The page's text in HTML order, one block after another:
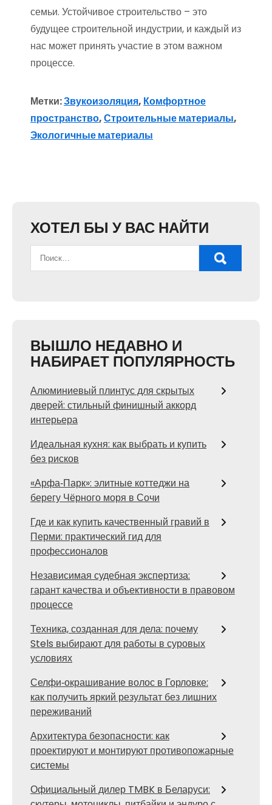
семьи. Устойчивое строительство – это
будущее строительной индустрии, и каждый из
нас может принять участие в этом важном
процессе.
Метки:Звукоизоляция, Комфортное
пространство,Строительные материалы,
Экологичные материалы
ХОТЕЛ БЫ У ВАС НАЙТИ
ВЫШЛО НЕДАВНО И
НАБИРАЕТ ПОПУЛЯРНОСТЬ
Алюминиевый плинтус для скрытых
дверей: стильный финишный аккорд
интерьера
Идеальная кухня: как выбрать и купить
без рисков
«Арфа‑Парк»: элитные коттеджи на
берегу Чёрного моря в Сочи
Где и как купить качественный гравий в
Перми: практический гид для
профессионалов
Независимая судебная экспертиза:
гарант качества и объективности в правовом
процессе
Техника, созданная для дела: почему
Stels выбирают для работы в суровых
условиях
Селфи‑окрашивание волос в Горловке:
как получить яркий результат без лишних
переживаний
Архитектура безопасности: как
проектируют и монтируют противопожарные
системы
Официальный дилер TMBK в Беларуси: